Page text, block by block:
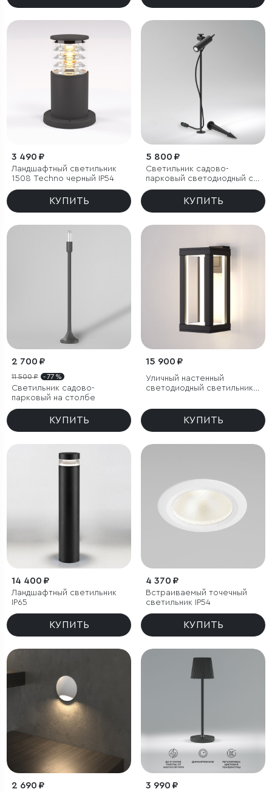
3 490 ₽
Ландшафтный светильник
1508 Techno черный IP54
КУПИТЬ
5 800 ₽
Светильник садово-
парковый светодиодный с
регулируемым плафоном
КУПИТЬ
2 700 ₽
11 500 ₽ - 77 %
Светильник садово-
парковый на столбе
КУПИТЬ
15 900 ₽
Уличный настенный
светодиодный светильник
КУПИТЬ
14 400 ₽
Ландшафтный светильник
IP65
КУПИТЬ
4 370 ₽
Встраиваемый точечный
светильник IP54
КУПИТЬ
2 690 ₽ 3 990 ₽